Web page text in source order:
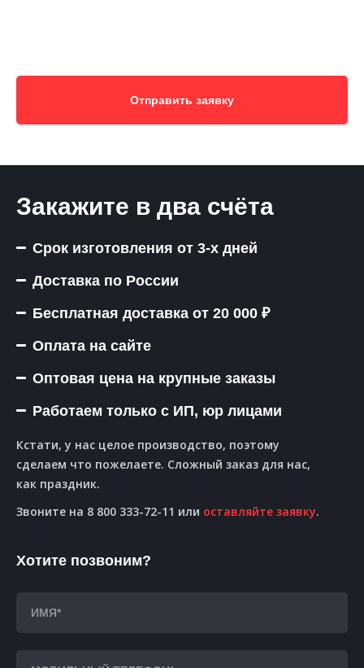
Отправить заявку
Закажите в два счёта
Срок изготовления от 3-х дней
Доставка по России
Бесплатная доставка от 20 000 ₽
Оплата на сайте
Оптовая цена на крупные заказы
Работаем только с ИП, юр лицами
Кстати, у нас целое производство, поэтому
сделаем что пожелаете. Сложный заказ для нас,
как праздник.
Звоните на 8 800 333-72-11 или оставляйте заявку.
Хотите позвоним?